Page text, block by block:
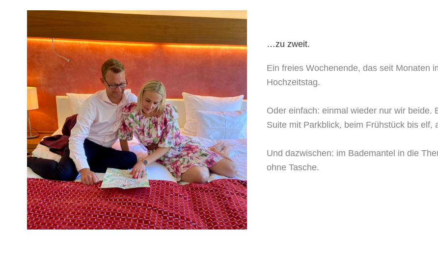
…zu zweit.
Ein freies Wochenende, das seit Monaten
Hochzeitstag.
Oder einfach: einmal wieder nur wir
Suite mit Parkblick, beim Frühstück bis elf,
Und dazwischen: im Bademantel in die
ohne Tasche.